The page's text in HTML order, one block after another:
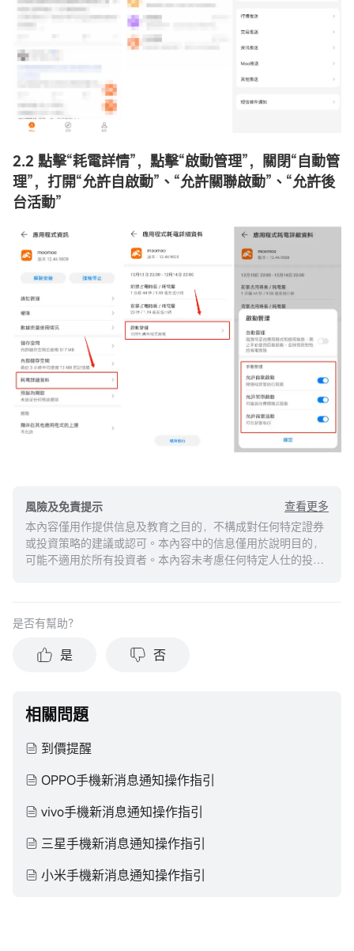
2.2 點擊“耗電詳情”，點擊“啟動管理”，關閉“自動管
理”，打開“允許自啟動” 、 “允許關聯啟動” 、 “允許後
台活動”
風險及免責提示
查看更多
本內容僅用作提供信息及教育之目的，不構成對任何特定證券
或投資策略的建議或認可。本內容中的信息僅用於說明目的，
可能不適用於所有投資者。本內容未考慮任何特定人仕的投資
結果。投資涉及風險和損失本金的可能性。moomoo對上述內
任何陳述或保證。
是否有幫助？
是 否
相關問題
到價提醒
OPPO手機新消息通知操作指引
vivo手機新消息通知操作指引
三星手機新消息通知操作指引
小米手機新消息通知操作指引